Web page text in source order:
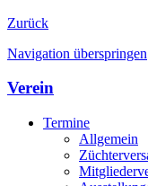
Zurück
Navigation überspringen
Verein
Termine
Allgemein